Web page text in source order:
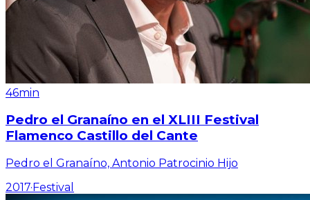
46min
Pedro el Granaíno en el XLIII Festival
Flamenco Castillo del Cante
Pedro el Granaíno, Antonio Patrocinio Hijo
2017·Festival